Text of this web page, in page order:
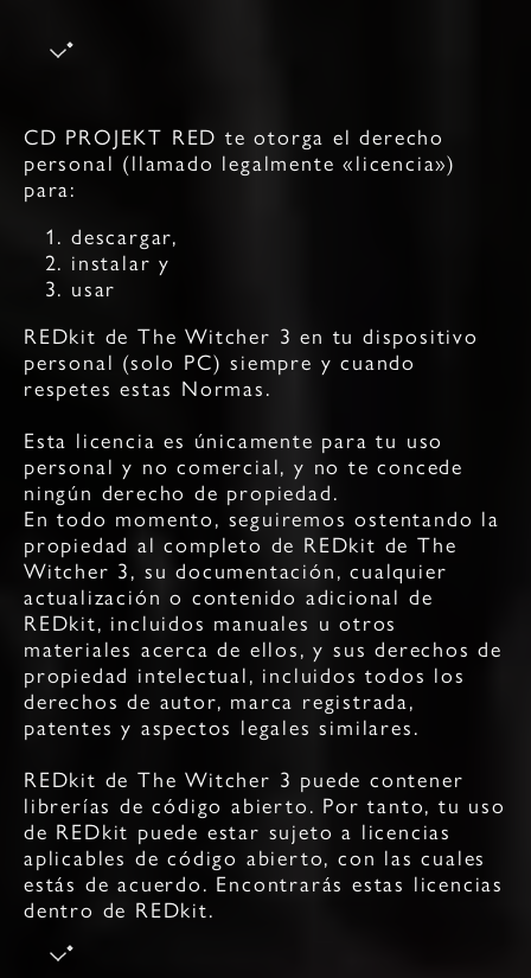
CD PROJEKT RED te otorga el derecho
personal (llamado legalmente «licencia»)
para:
descargar,
instalar y
usar
REDkit de The Witcher 3 en tu dispositivo
personal (solo PC) siempre y cuando
respetes estas Normas.
Esta licencia es únicamente para tu uso
personal y no comercial, y no te concede
ningún derecho de propiedad.
En todo momento, seguiremos ostentando la
propiedad al completo de REDkit de The
Witcher 3, su documentación, cualquier
actualización o contenido adicional de
REDkit, incluidos manuales u otros
materiales acerca de ellos, y sus derechos de
propiedad intelectual, incluidos todos los
derechos de autor, marca registrada,
patentes y aspectos legales similares.
REDkit de The Witcher 3 puede contener
librerías de código abierto. Por tanto, tu uso
de REDkit puede estar sujeto a licencias
aplicables de código abierto, con las cuales
estás de acuerdo. Encontrarás estas licencias
dentro de REDkit.